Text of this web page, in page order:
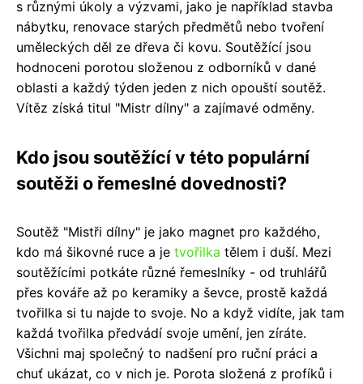
s různými úkoly a výzvami, jako je například stavba
nábytku, renovace starých předmětů nebo tvoření
uměleckých děl ze dřeva či kovu. Soutěžící jsou
hodnoceni porotou složenou z odborníků v dané
oblasti a každý týden jeden z nich opouští soutěž.
Vítěz získá titul "Mistr dílny" a zajímavé odměny.
Kdo jsou soutěžící v této populární
soutěži o řemeslné dovednosti?
Soutěž "Mistři dílny" je jako magnet pro každého,
kdo má šikovné ruce a je tvořilka tělem i duší. Mezi
soutěžícími potkáte různé řemeslníky - od truhlářů
přes kováře až po keramiky a ševce, prostě každá
tvořilka si tu najde to svoje. No a když vidíte, jak tam
každá tvořilka předvádí svoje umění, jen zíráte.
Všichni maj společný to nadšení pro ruční práci a
chuť ukázat, co v nich je. Porota složená z profíků i